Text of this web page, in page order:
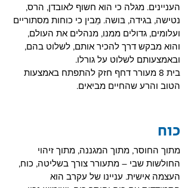
העניינים. מגלה כי הוא חשוף לאובדן, הרס,
נטישה, בגידה, בּושה. מֵבין כי כוחות מסתוריים
ועלומים, גדולים ממנו, מנהלים את העולם,
והוא מבקש דרך להכיר אותם, לשלוט בהם,
ובאמצעותם לשלוט על גורלו.
בית 8 מעורר דחף חזק להתפתח באמצעות
הטוב והרע שהחיים מביאים.
כוח
מתוך החוסר, מתוך המגננה, מתוך זיהוי
החולשות שבי – מתעורר צורך בשליטה, כוח,
העצמה אישית. עניינו של עקרב הוא